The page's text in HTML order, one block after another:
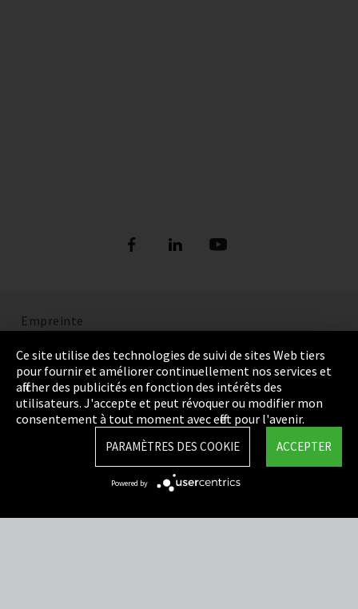
Empreinte
Politique de confidentialité
Cookie Settings
Termes et Conditions
Integrity Line
Ce site utilise des technologies de suivi de sites Web tiers
pour fournir et améliorer continuellement nos services et
afficher des publicités en fonction des intérêts des
utilisateurs. J'accepte et peut révoquer ou modifier mon
consentement à tout moment avec effet pour l'avenir.
ACCEPTER
PARAMÈTRES DES COOKIE
Powered by